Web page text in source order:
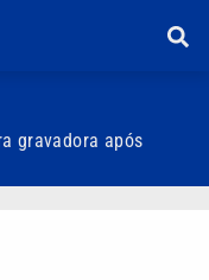
gravadora após